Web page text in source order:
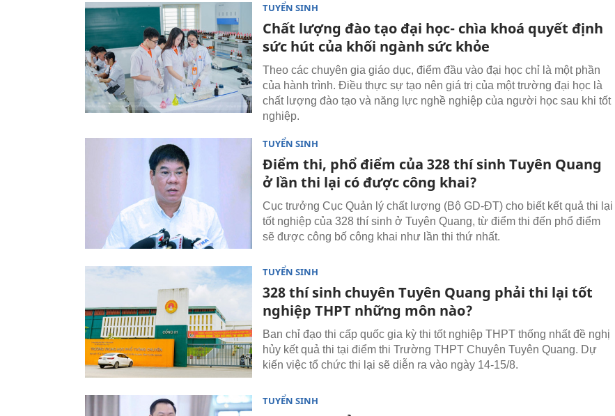
TUYỂN SINH
Chất lượng đào tạo đại học- chìa khoá quyết định
sức hút của khối ngành sức khỏe
Theo các chuyên gia giáo dục, điểm đầu vào đại học chỉ là một phần
của hành trình. Điều thực sự tạo nên giá trị của một trường đại học là
chất lượng đào tạo và năng lực nghề nghiệp của người học sau khi tốt
nghiệp.
TUYỂN SINH
Điểm thi, phổ điểm của 328 thí sinh Tuyên Quang
ở lần thi lại có được công khai?
Cục trưởng Cục Quản lý chất lượng (Bộ GD-ĐT) cho biết kết quả thi lại
tốt nghiệp của 328 thí sinh ở Tuyên Quang, từ điểm thi đến phổ điểm
sẽ được công bố công khai như lần thi thứ nhất.
TUYỂN SINH
328 thí sinh chuyên Tuyên Quang phải thi lại tốt
nghiệp THPT những môn nào?
Ban chỉ đạo thi cấp quốc gia kỳ thi tốt nghiệp THPT thống nhất đề nghị
hủy kết quả thi tại điểm thi Trường THPT Chuyên Tuyên Quang. Dự
kiến việc tổ chức thi lại sẽ diễn ra vào ngày 14-15/8.
TUYỂN SINH